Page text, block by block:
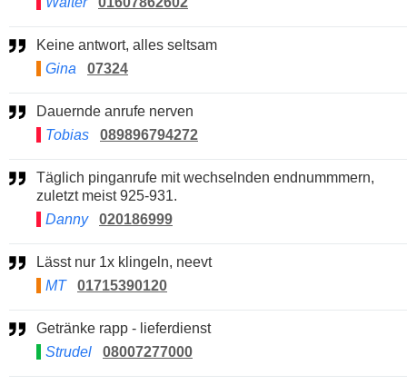
Keine antwort, alles seltsam
Gina
07324
Dauernde anrufe nerven
Tobias
089896794272
Täglich pinganrufe mit wechselnden endnummmern,
zuletzt meist 925-931.
Danny
020186999
Lässt nur 1x klingeln, neevt
MT
01715390120
Getränke rapp - lieferdienst
Strudel
08007277000